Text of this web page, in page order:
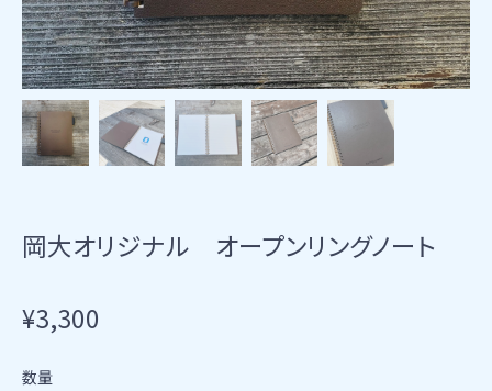
岡大オリジナル オープンリングノート
¥3,300
数量